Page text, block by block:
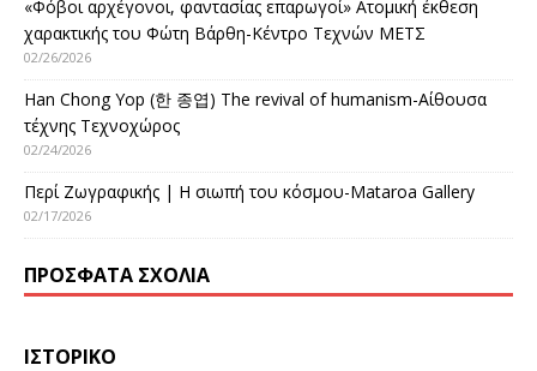
«Φόβοι αρχέγονοι, φαντασίας επαρωγοί» Ατομική έκθεση
χαρακτικής του Φώτη Βάρθη-Κέντρο Τεχνών ΜΕΤΣ
02/26/2026
Han Chong Yop (한 종엽) The revival of humanism-Αίθουσα
τέχνης Τεχνοχώρος
02/24/2026
Περί Ζωγραφικής | Η σιωπή του κόσμου-Mataroa Gallery
02/17/2026
ΠΡΌΣΦΑΤΑ ΣΧΌΛΙΑ
ΙΣΤΟΡΙΚΌ